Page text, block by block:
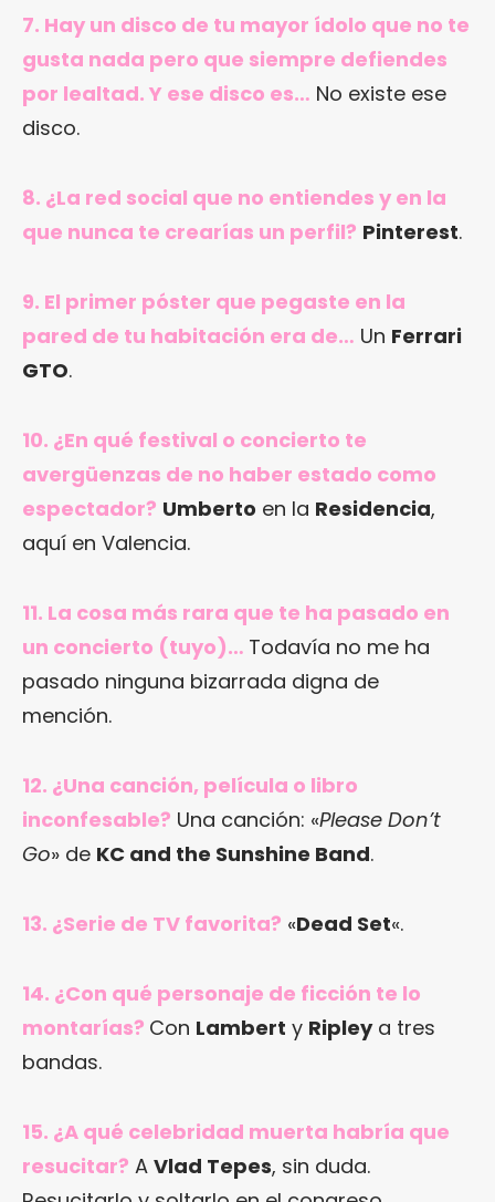
7. Hay un disco de tu mayor ídolo que no te
gusta nada pero que siempre defiendes
por lealtad. Y ese disco es… No existe ese
disco.
8. ¿La red social que no entiendes y en la
que nunca te crearías un perfil? Pinterest.
9. El primer póster que pegaste en la
pared de tu habitación era de… Un Ferrari
GTO.
10. ¿En qué festival o concierto te
avergüenzas de no haber estado como
espectador? Umberto en la Residencia,
aquí en Valencia.
11. La cosa más rara que te ha pasado en
un concierto (tuyo)… Todavía no me ha
pasado ninguna bizarrada digna de
mención.
12. ¿Una canción, película o libro
inconfesable? Una canción: «Please Don’t
Go» de KC and the Sunshine Band.
13. ¿Serie de TV favorita? «Dead Set«.
14. ¿Con qué personaje de ficción te lo
montarías? Con Lambert y Ripleya tres
bandas.
15. ¿A qué celebridad muerta habría que
resucitar? A Vlad Tepes, sin duda.